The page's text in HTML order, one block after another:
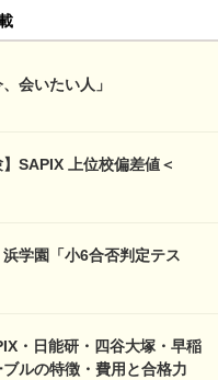
会いたい人」
SAPIX 上位校偏差値＜
学園「小6合否判定テス
・日能研・四谷大塚・早稲
ルの特徴・費用と合格力